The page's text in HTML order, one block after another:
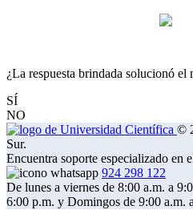
¿La respuesta brindada solucionó el
SÍ
NO
©
Sur.
Encuentra soporte especializado en
924 298 122
De lunes a viernes de 8:00 a.m. a
6:00 p.m. y Domingos de 9:00 a.m.